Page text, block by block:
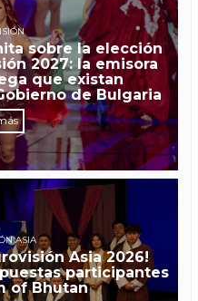
sobre la elección
2027: la emisora
que existan
de Bulgaria
ASIA
Asia 2026!
participantes
of Bhutan